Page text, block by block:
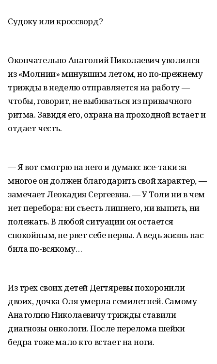
Судоку или кроссворд?
Окончательно Анатолий Николаевич уволился
из «Молнии» минувшим летом, но по-прежнему
трижды в неделю отправляется на работу —
чтобы, говорит, не выбиваться из привычного
ритма. Завидя его, охрана на проходной встает и
отдает честь.
— Я вот смотрю на него и думаю: все-таки за
многое он должен благодарить свой характер, —
замечает Леокадия Сергеевна. — У Толи ни в чем
нет перебора: ни съесть лишнего, ни выпить, ни
полежать. В любой ситуации он остается
спокойным, не рвет себе нервы. А ведь жизнь нас
била по-всякому…
Из трех своих детей Дегтяревы похоронили
двоих, дочка Оля умерла семилетней. Самому
Анатолию Николаевичу трижды ставили
диагнозы онкологи. После перелома шейки
бедра тоже мало кто встает на ноги.